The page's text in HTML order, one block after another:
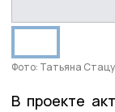
Фото: Татьяна
В проекте